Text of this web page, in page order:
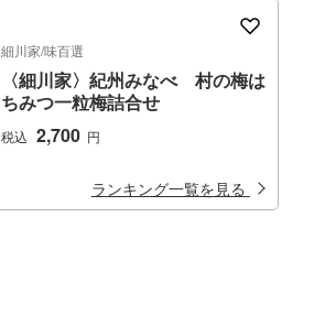
細川家/味百選
〈細川家〉紀州みなべ 村の梅は
ちみつ一粒梅詰合せ
税込 2,700 円
ランキング一覧を見る